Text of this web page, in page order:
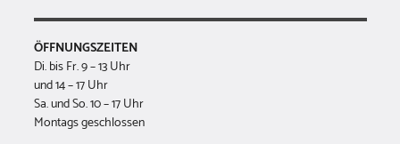
ÖFFNUNGSZEITEN
Di. bis Fr. 9 – 13 Uhr
und 14 – 17 Uhr
Sa. und So. 10 – 17 Uhr
Montags geschlossen